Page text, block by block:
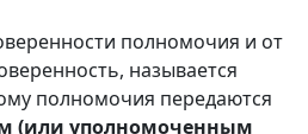
полномочия и от
называется
полномочия передаются
(или уполномоченным